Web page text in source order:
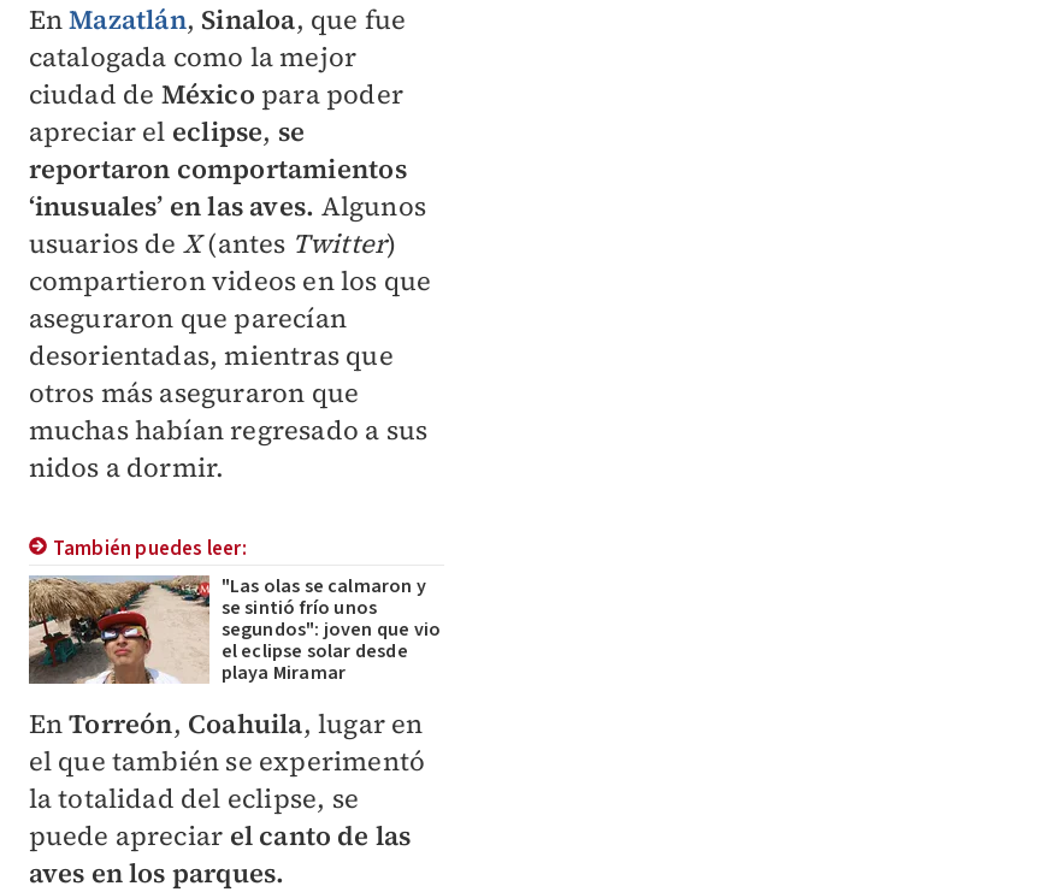
EnMazatlán, Sinaloa, que fue
catalogada como la mejor
ciudad de México para poder
apreciar el eclipse, se
reportaron comportamientos
‘inusuales’ en las aves. Algunos
usuarios de X(antes Twitter)
compartieron videos en los que
aseguraron que parecían
desorientadas, mientras que
otros más aseguraron que
muchas habían regresado a sus
nidos a dormir.
También puedes leer:
"Las olas se calmaron y
se sintió frío unos
segundos": joven que vio
el eclipse solar desde
playa Miramar
EnTorreón, Coahuila, lugar en
el que también se experimentó
la totalidad del eclipse, se
puede apreciar el canto de las
aves en los parques.